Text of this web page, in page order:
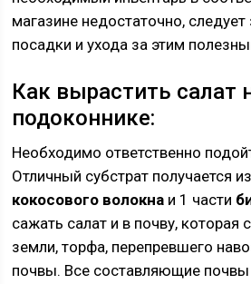
магазине недостаточно, следует
посадки и ухода за этим
Как вырастить салат
подоконнике:
Необходимо ответственно
Отличный субстрат получается
кокосового волокна и 1 части
сажать салат и в почву, которая
земли, торфа, перепревшего
почвы. Все составляющие почвы